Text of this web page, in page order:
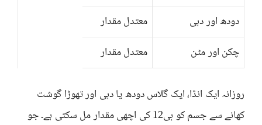
دودھ اور دہی
معتدل مقدار
چکن اور مٹن
معتدل مقدار
روزانہ ایک انڈا، ایک گلاس دودھ یا دہی اور تھوڑا گوشت
کھانے سے جسم کو بی12 کی اچھی مقدار مل سکتی ہے۔ جو